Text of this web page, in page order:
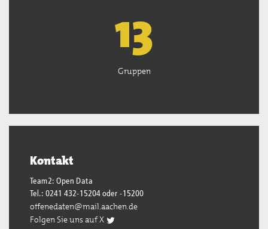
13
Gruppen
Kontakt
Team2: Open Data
Tel.: 0241 432-15204 oder -15200
offenedaten@mail.aachen.de
Folgen Sie uns auf X